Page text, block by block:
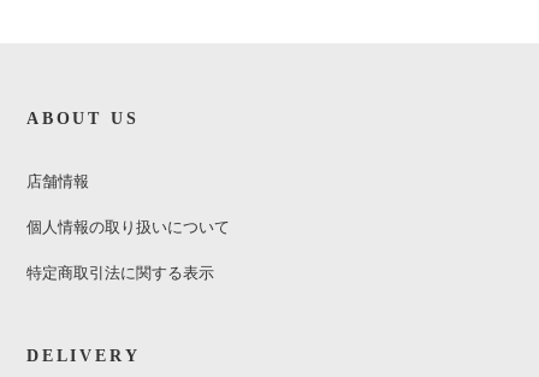
ABOUT US
店舗情報
個人情報の取り扱いについて
特定商取引法に関する表示
DELIVERY